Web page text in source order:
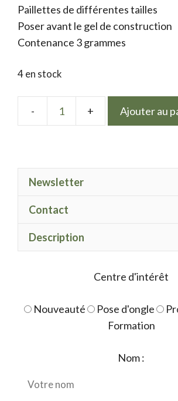
était :
1.85 €.
est :
1.20 €.
Paillettes de différentes tailles
Poser avant le gel de construction
Contenance 3 grammes
4 en stock
quantité
Black
Ajouter au
Newsletter
Contact
Description
Centre d'intérêt
Nouveauté Pose d'ongle
Formation
Nom :